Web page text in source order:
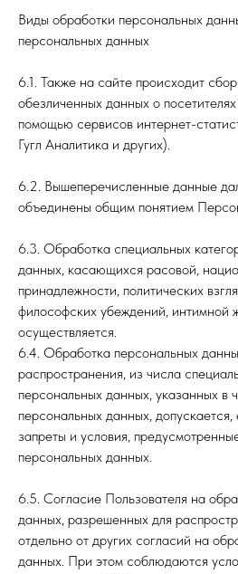
Виды обработки персональных
персональных данных
6.1. Также на сайте происходит
обезличенных данных о
помощью сервисов интернет-
Гугл Аналитика и других).
6.2. Вышеперечисленные данные
объединены общим понятием
6.3. Обработка специальных
данных, касающихся расовой,
принадлежности, политических
философских убеждений, интимной
осуществляется.
6.4. Обработка персональных
распространения, из числа
персональных данных, указанных в
персональных данных,
запреты и условия,
персональных данных.
6.5. Согласие Пользователя на
данных, разрешенных для
отдельно от других согласий на
данных. При этом соблюдаются